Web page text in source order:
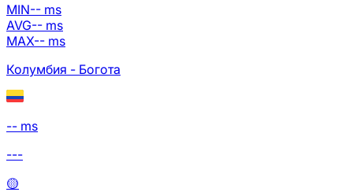
MIN-- ms
AVG-- ms
MAX-- ms
Колумбия - Богота
-- ms
---
🟡